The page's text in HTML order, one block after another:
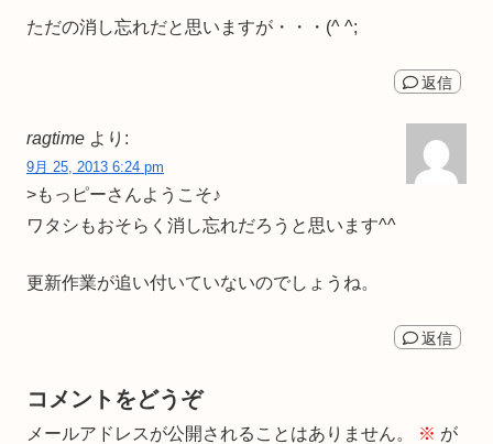
ただの消し忘れだと思いますが・・・(^ ^;
返信
ragtime より:
9月 25, 2013 6:24 pm
>もっピーさんようこそ♪
ワタシもおそらく消し忘れだろうと思います^^
更新作業が追い付いていないのでしょうね。
返信
コメントをどうぞ
メールアドレスが公開されることはありません。 ※ が